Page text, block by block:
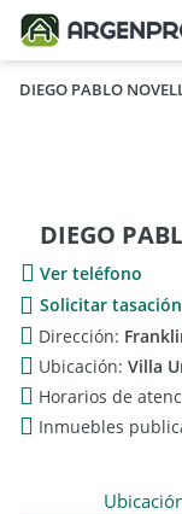
DIEGO PABLO
DIEGO
Ver teléfono
Solicitar tasación
Dirección:
Ubicación: Villa
Horarios de
Inmuebles